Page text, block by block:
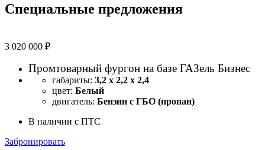
Специальные предложения
3 020 000 ₽
Промтоварный фургон на базе ГАЗель Бизнес
габариты: 3,2 х 2,2 х 2,4
цвет: Белый
двигатель: Бензин с ГБО (пропан)
В наличии с ПТС
Забронировать